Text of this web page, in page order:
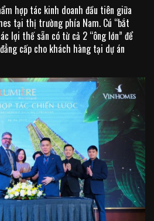
hợp tác kinh doanh đầu tiên giữa
tại thị trường phía Nam. Cú “bắt
lợi thế sẵn có từ cả 2 “ông lớn” để
cấp cho khách hàng tại dự án